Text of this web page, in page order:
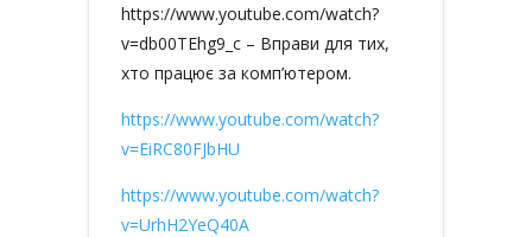
https://www.youtube.com/watch?
v=db00TEhg9_c – Вправи для тих,
хто працює за комп’ютером.
https://www.youtube.com/watch?
v=EiRC80FJbHU
https://www.youtube.com/watch?
v=UrhH2YeQ40A